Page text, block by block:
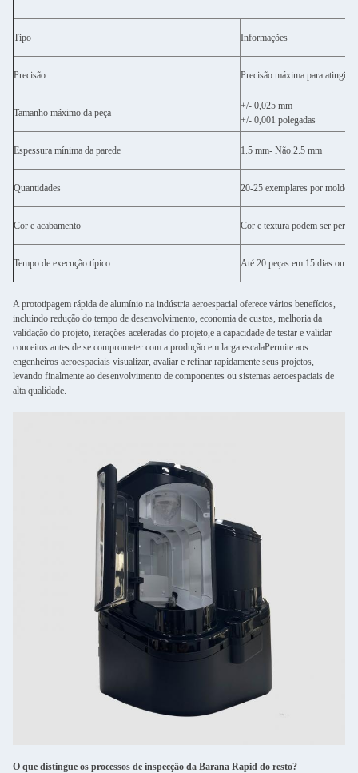
Tipo Informações
Precisão Precisão máxima para atingir
Tamanho máximo da peça
+/- 0,025 mm
+/- 0,001 polegadas
Espessura mínima da parede 1.5 mm- Não.2.5 mm
Quantidades 20-25 exemplares por molde
Cor e acabamento Cor e textura podem ser
Tempo de execução típico Até 20 peças em 15 dias ou
A prototipagem rápida de alumínio na indústria aeroespacial oferece vários benefícios,
incluindo redução do tempo de desenvolvimento, economia de custos, melhoria da
validação do projeto, iterações aceleradas do projeto,e a capacidade de testar e validar
conceitos antes de se comprometer com a produção em larga escalaPermite aos
engenheiros aeroespaciais visualizar, avaliar e refinar rapidamente seus projetos,
levando finalmente ao desenvolvimento de componentes ou sistemas aeroespaciais de
alta qualidade.
O que distingue os processos de inspecção da Barana Rapid do resto?